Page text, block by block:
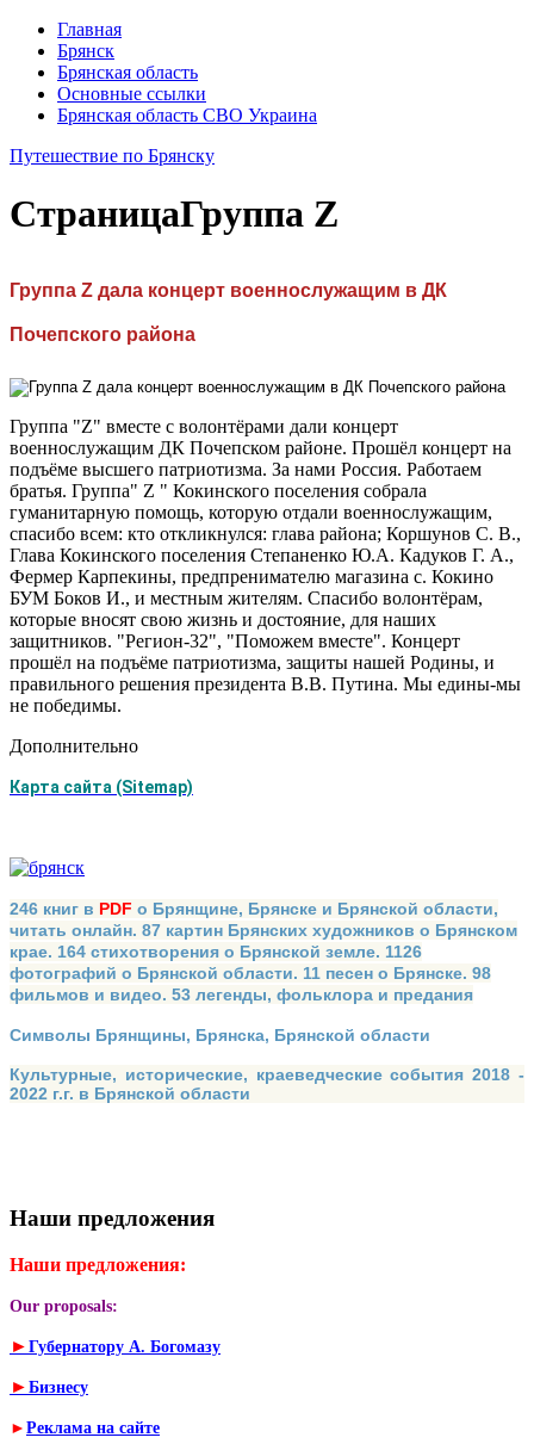
Главная
Брянск
Брянская область
Основные ссылки
Брянская область СВО Украина
Путешествие по Брянску
СтраницаГруппа Z
Группа Z дала концерт военнослужащим в ДК
Почепского района
Группа "Z" вместе с волонтёрами дали концерт
военнослужащим ДК Почепском районе. Прошёл концерт на
подъёме высшего патриотизма. За нами Россия. Работаем
братья. Группа" Z " Кокинского поселения собрала
гуманитарную помощь, которую отдали военнослужащим,
спасибо всем: кто откликнулся: глава района; Коршунов С. В.,
Глава Кокинского поселения Степаненко Ю.А. Кадуков Г. А.,
Фермер Карпекины, предпренимателю магазина с. Кокино
БУМ Боков И., и местным жителям. Спасибо волонтёрам,
которые вносят свою жизнь и достояние, для наших
защитников. "Регион-32", "Поможем вместе". Концерт
прошёл на подъёме патриотизма, защиты нашей Родины, и
правильного решения президента В.В. Путина. Мы едины-мы
не победимы.
Дополнительно
Карта сайта (Sitemap)
246 книг в PDF о Брянщине, Брянске и Брянской области,
читать онлайн. 87 картин Брянских художников о Брянском
крае. 164 стихотворения о Брянской земле. 1126
фотографий о Брянской области. 11 песен о Брянске. 98
фильмов и видео. 53 легенды, фольклора и предания
Символы Брянщины, Брянска, Брянской области
Культурные, исторические, краеведческие события 2018 -
2022 г.г. в Брянской области
Наши предложения
Наши предложения:
Our proposals:
► Губернатору А. Богомазу
► Бизнесу
► Реклама на сайте